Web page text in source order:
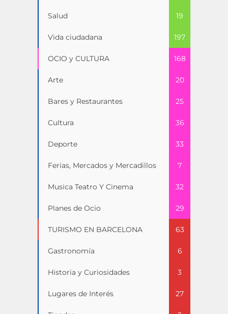
Salud 19
Vida ciudadana 197
OCIO y CULTURA 168
Arte 20
Bares y Restaurantes 25
Cultura 36
Deporte 33
Ferias, Mercados y Mercadillos 7
Musica Teatro Y Cinema 32
Planes de Ocio 29
TURISMO EN BARCELONA 63
Gastronomía 6
Historia y Curiosidades 3
Lugares de Interés 27